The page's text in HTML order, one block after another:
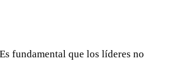
fundamental que los líderes no